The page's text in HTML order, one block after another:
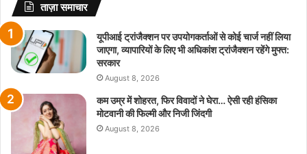
ताज़ा समाचार
यूपीआई ट्रांजैक्शन पर उपयोगकर्ताओं से कोई चार्ज नहीं लिया
जाएगा, व्यापारियों के लिए भी अधिकांश ट्रांजैक्शन रहेंगे मुफ्त:
सरकार
August 8, 2026
कम उम्र में शोहरत, फिर विवादों ने घेरा… ऐसी रही हंसिका
मोटवानी की फिल्मी और निजी जिंदगी
August 8, 2026